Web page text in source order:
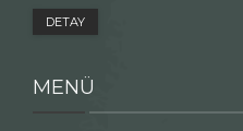
DETAY
MENÜ